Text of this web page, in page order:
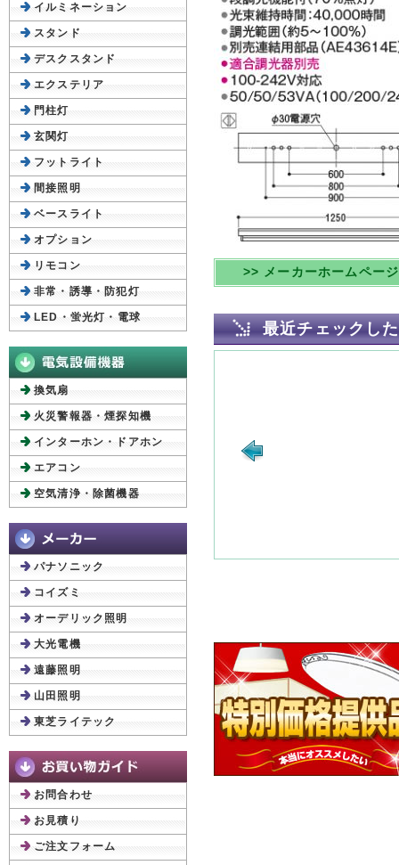
>> メーカーホームペー
最近チェックし
イルミネーション
スタンド
デスクスタンド
エクステリア
門柱灯
玄関灯
フットライト
間接照明
ベースライト
オプション
リモコン
非常・誘導・防犯灯
LED・蛍光灯・電球
換気扇
火災警報器・煙探知機
インターホン・ドアホン
エアコン
空気清浄・除菌機器
パナソニック
コイズミ
オーデリック照明
大光電機
遠藤照明
山田照明
東芝ライテック
お問合わせ
お見積り
ご注文フォーム